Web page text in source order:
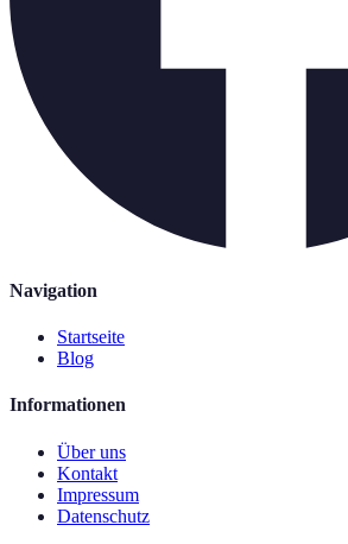
Navigation
Startseite
Blog
Informationen
Über uns
Kontakt
Impressum
Datenschutz